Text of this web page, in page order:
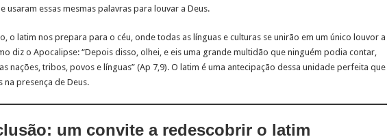
usaram essas mesmas palavras para louvar a Deus.
o latim nos prepara para o céu, onde todas as línguas e culturas se unirão em um único louvor a
diz o Apocalipse: “Depois disso, olhei, e eis uma grande multidão que ninguém podia contar,
nações, tribos, povos e línguas” (Ap 7,9). O latim é uma antecipação dessa unidade perfeita que
na presença de Deus.
um convite a redescobrir o latim